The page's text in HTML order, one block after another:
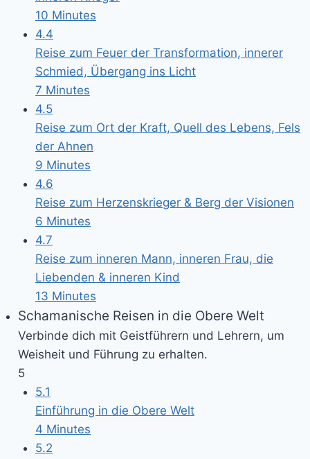
10 Minutes
4.4
Reise zum Feuer der Transformation, innerer
Schmied, Übergang ins Licht
7 Minutes
4.5
Reise zum Ort der Kraft, Quell des Lebens, Fels
der Ahnen
9 Minutes
4.6
Reise zum Herzenskrieger & Berg der Visionen
6 Minutes
4.7
Reise zum inneren Mann, inneren Frau, die
Liebenden & inneren Kind
13 Minutes
Schamanische Reisen in die Obere Welt
Verbinde dich mit Geistführern und Lehrern, um
Weisheit und Führung zu erhalten.
5
5.1
Einführung in die Obere Welt
4 Minutes
5.2